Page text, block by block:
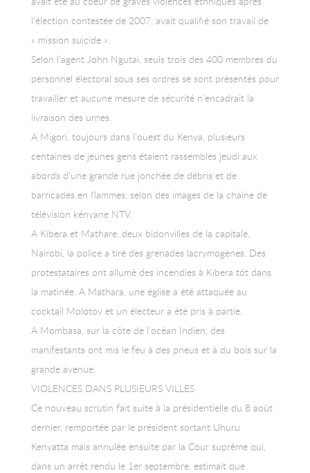
l’élection contestée de 2007, avait qualifié son travail de
« mission suicide ».
Selon l’agent John Ngutai, seuls trois des 400 membres du
personnel électoral sous ses ordres se sont présentés pour
travailler et aucune mesure de sécurité n’encadrait la
livraison des urnes.
A Migori, toujours dans l’ouest du Kenya, plusieurs
centaines de jeunes gens étaient rassemblés jeudi aux
abords d’une grande rue jonchée de débris et de
barricades en flammes, selon des images de la chaîne de
télévision kényane NTV.
A Kibera et Mathare, deux bidonvilles de la capitale,
Nairobi, la police a tiré des grenades lacrymogènes. Des
protestataires ont allumé des incendies à Kibera tôt dans
la matinée. A Mathara, une église a été attaquée au
cocktail Molotov et un électeur a été pris à partie.
A Mombasa, sur la côte de l’océan Indien, des
manifestants ont mis le feu à des pneus et à du bois sur la
grande avenue.
VIOLENCES DANS PLUSIEURS VILLES
Ce nouveau scrutin fait suite à la présidentielle du 8 août
dernier, remportée par le président sortant Uhuru
Kenyatta mais annulée ensuite par la Cour suprême qui,
dans un arrêt rendu le 1er septembre, estimait que